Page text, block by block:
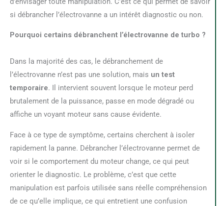
si débrancher l’électrovanne a un intérêt diagnostic ou non.
Pourquoi certains débranchent l’électrovanne de turbo ?
Dans la majorité des cas, le débranchement de
l’électrovanne n’est pas une solution, mais un test
temporaire. Il intervient souvent lorsque le moteur perd
brutalement de la puissance, passe en mode dégradé ou
affiche un voyant moteur sans cause évidente.
Face à ce type de symptôme, certains cherchent à isoler
rapidement la panne. Débrancher l’électrovanne permet de
voir si le comportement du moteur change, ce qui peut
orienter le diagnostic. Le problème, c’est que cette
manipulation est parfois utilisée sans réelle compréhension
de ce qu’elle implique, ce qui entretient une confusion